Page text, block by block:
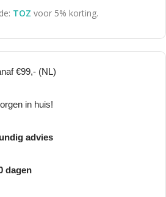
TOZ voor 5% korting.
€99,- (NL)
in huis!
advies
dagen